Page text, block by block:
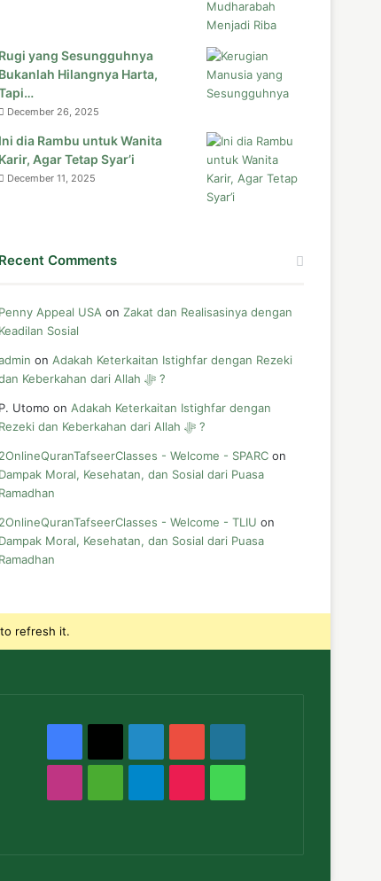
Rugi yang Sesungguhnya
Bukanlah Hilangnya Harta,
December 26, 2025
Ini dia Rambu untuk Wanita
Karir, Agar Tetap Syar’i
December 11, 2025
Recent Comments
Penny Appeal USA on Zakat dan Realisasinya dengan
Keadilan Sosial
on Adakah Keterkaitan Istighfar dengan Rezeki
dan Keberkahan dari Allah ﷻ ?
P. Utomo on Adakah Keterkaitan Istighfar dengan
Rezeki dan Keberkahan dari Allah ﷻ ?
2OnlineQuranTafseerClasses - Welcome - SPARC on
Dampak Moral, Kesehatan, dan Sosial dari Puasa
Ramadhan
2OnlineQuranTafseerClasses - Welcome - TLIU on
Dampak Moral, Kesehatan, dan Sosial dari Puasa
Ramadhan
refresh it.